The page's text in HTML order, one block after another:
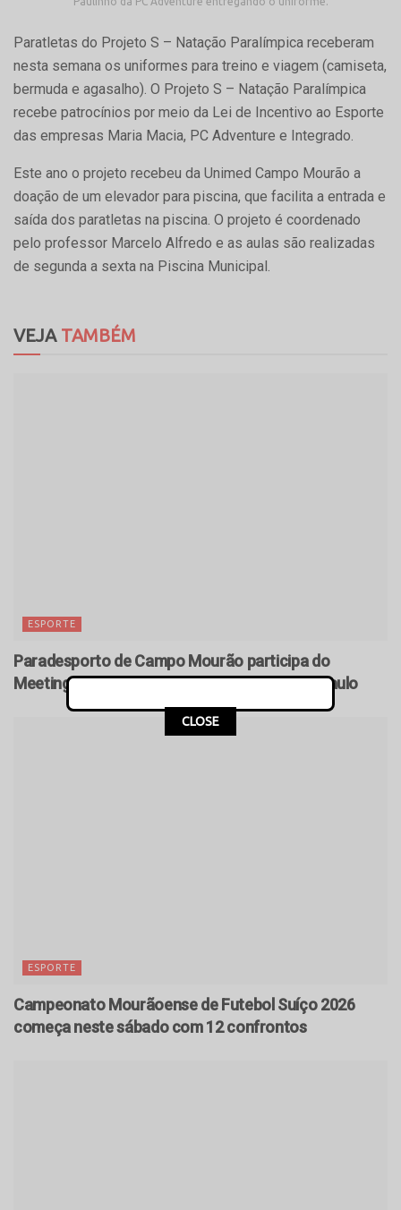
Paratletas do Projeto S – Natação Paralímpica receberam
nesta semana os uniformes para treino e viagem (camiseta,
bermuda e agasalho). O Projeto S – Natação Paralímpica
recebe patrocínios por meio da Lei de Incentivo ao Esporte
das empresas Maria Macia, PC Adventure e Integrado.
Este ano o projeto recebeu da Unimed Campo Mourão a
doação de um elevador para piscina, que facilita a entrada e
saída dos paratletas na piscina. O projeto é coordenado
pelo professor Marcelo Alfredo e as aulas são realizadas
de segunda a sexta na Piscina Municipal.
VEJATAMBÉM
ESPORTE
Paradesporto de Campo Mourão participa do
Meeting Paralímpico Loterias Caixa em São Paulo
ESPORTE
Campeonato Mourãoense de Futebol Suíço 2026
começa neste sábado com 12 confrontos
CLOSE